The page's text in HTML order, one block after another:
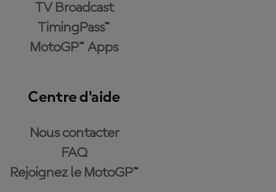
TV Broadcast
TimingPass™
MotoGP™ Apps
Centre d'aide
Nous contacter
FAQ
Rejoignez le MotoGP™